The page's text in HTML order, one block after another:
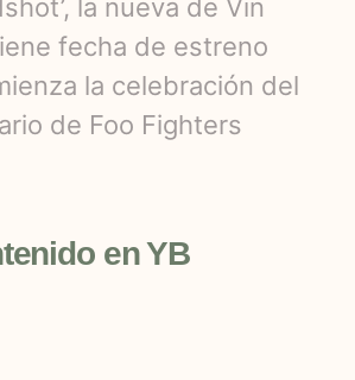
la nueva de Vin
fecha de estreno
la celebración del
de Foo Fighters
en YB